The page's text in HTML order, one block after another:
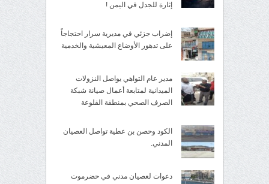
إثارة للجدل في اليمن !
إضراب جزئي في مديرية سرار احتجاجاً
على تدهور الأوضاع المعيشية والخدمية
مدير عام التواهي يواصل النزولات
الميدانية لمتابعة أعمال صيانة شبكة
الصرف الصحي بمنطقة القلوعة
الكود وحصن بن عطية تواصل العصيان
المدني.
دعوات لعصيان مدني في حضرموت